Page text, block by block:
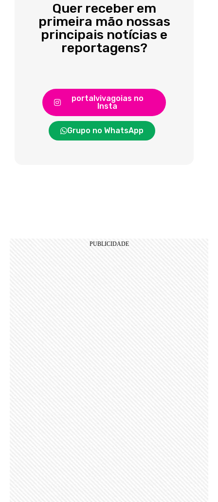
Quer receber em
primeira mão nossas
principais notícias e
reportagens?
portalvivagoias no
Insta
Grupo no WhatsApp